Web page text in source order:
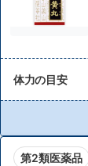
体力の目安
第2類医薬品